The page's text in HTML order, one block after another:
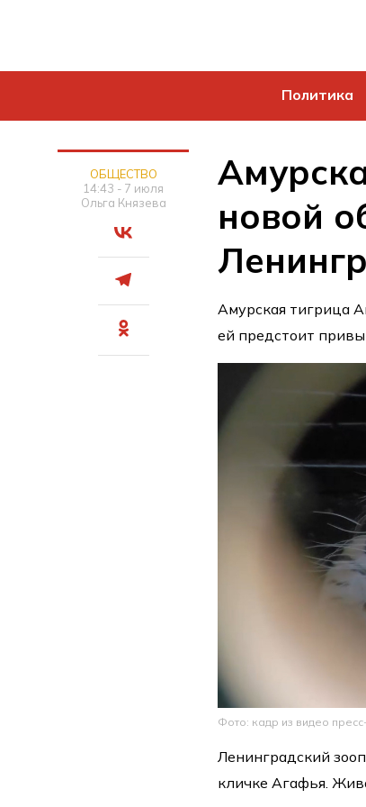
Политика
ОБЩЕСТВО
14:43 - 7 июля
Ольга Князева
новой
Амурская тигрица
ей предстоит
Фото: кадр из видео
Ленинградский
кличке Агафья.